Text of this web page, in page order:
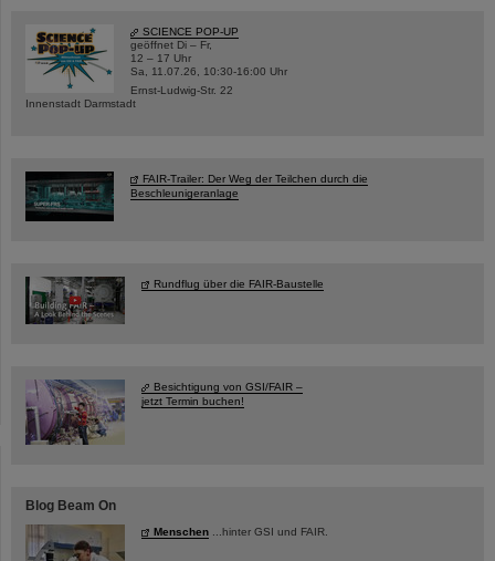
SCIENCE POP-UP
geöffnet Di – Fr,
12 – 17 Uhr
Sa, 11.07.26, 10:30-16:00 Uhr
Ernst-Ludwig-Str. 22
Innenstadt Darmstadt
FAIR-Trailer: Der Weg der Teilchen durch die
Beschleunigeranlage
Rundflug über die FAIR-Baustelle
Besichtigung von GSI/FAIR –
jetzt Termin buchen!
Blog Beam On
Menschen ...hinter GSI und FAIR.